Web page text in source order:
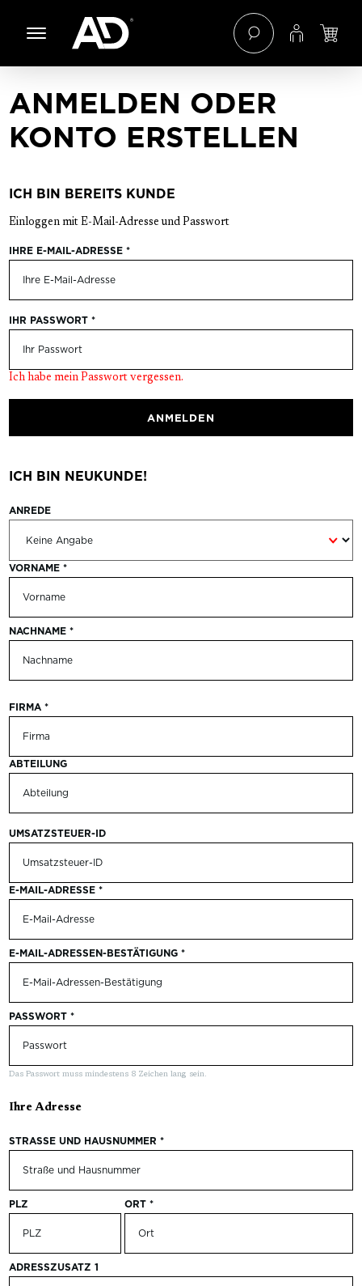
Hauptinhalt springen
Zur Navigation der B2B-Plattform springen
ANMELDEN ODER
KONTO ERSTELLEN
ICH BIN BEREITS KUNDE
Einloggen mit E-Mail-Adresse und Passwort
IHRE E-MAIL-ADRESSE *
IHR PASSWORT *
Ich habe mein Passwort vergessen.
ANMELDEN
ICH BIN NEUKUNDE!
Persönliche Informationen
ANREDE
VORNAME *
NACHNAME *
FIRMA *
ABTEILUNG
UMSATZSTEUER-ID
E-MAIL-ADRESSE *
E-MAIL-ADRESSEN-BESTÄTIGUNG *
PASSWORT *
Das Passwort muss mindestens 8 Zeichen lang sein.
Ihre Adresse
STRASSE UND HAUSNUMMER *
PLZ ORT*
ADRESSZUSATZ 1